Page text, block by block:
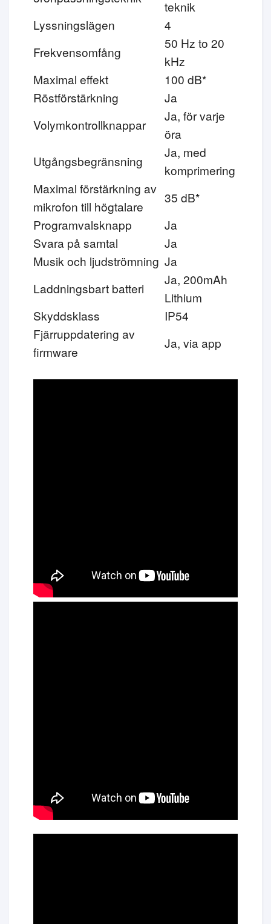
teknik
Lyssningslägen
4
Frekvensomfång
50 Hz to 20
kHz
Maximal effekt
100 dB*
Röstförstärkning
Ja
Volymkontrollknappar
Ja, för varje
öra
Utgångsbegränsning
Ja, med
komprimering
Maximal förstärkning av
mikrofon till högtalare
35 dB*
Programvalsknapp
Ja
Svara på samtal
Ja
Musik och ljudströmning Ja
Laddningsbart batteri
Ja, 200mAh
Lithium
Skyddsklass
IP54
Fjärruppdatering av
firmware
Ja, via app